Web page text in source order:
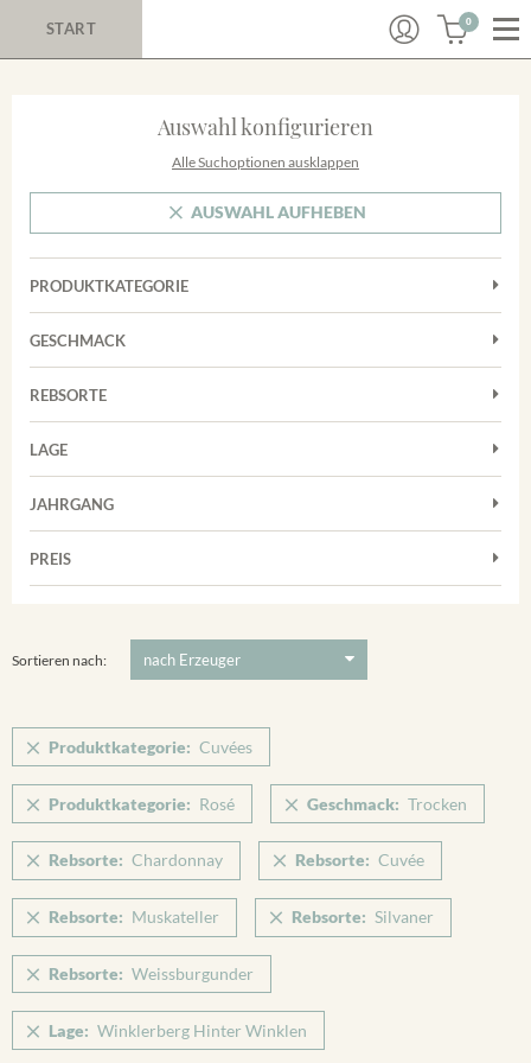
START 0
Auswahl konfigurieren
Alle Suchoptionen ausklappen
AUSWAHL AUFHEBEN
PRODUKTKATEGORIE
Cuvées
Rosé
Weißwein
GESCHMACK
Trocken
REBSORTE
Chardonnay
Grauburgunder
Riesling
Spätburgunder
LAGE
Achkarrer Schlossberg
Vorderer Winklerberg
Winklerberg Hinter Winklen
Winklerberg Winklen
Ihringen
JAHRGANG
PREIS
Sortieren nach:
Produktkategorie: Cuvées
Produktkategorie: Rosé Geschmack: Trocken
Rebsorte: Chardonnay Rebsorte: Cuvée
Rebsorte: Muskateller Rebsorte: Silvaner
Rebsorte: Weissburgunder
Lage: Winklerberg Hinter Winklen